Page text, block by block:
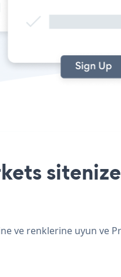
ve renklerine uyun ve